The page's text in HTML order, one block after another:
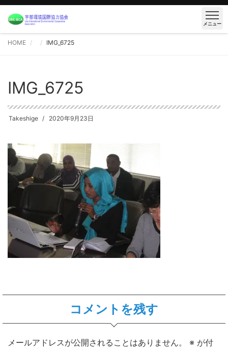
メニュー
HOME IMG_6725
IMG_6725
Takeshige 2020年9月23日
コメントを残す
メールアドレスが公開されることはありません。 ※ が付